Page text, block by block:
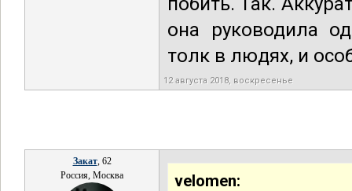
она руководила
толк в людях, и
12 августа 2018, воскресенье
Закат, 62
Россия, Москва
velomen: